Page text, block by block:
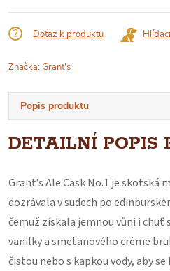
Dotaz k produktu
Značka:Grant's
Popis produktu
DETAILNÍ POPIS
Grant’s Ale Cask No.1 je skotská
dozrávala v sudech po
čemuž získala jemnou vůni i chuť
vanilky a smetanového créme
čistou nebo s kapkou vody, aby